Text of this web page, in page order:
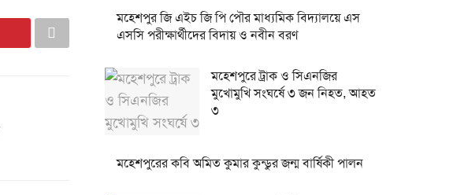
মহেশপুর জি এইচ জি পি পৌর মাধ্যমিক বিদ্যালয়ে এস
এসসি পরীক্ষার্থীদের বিদায় ও নবীন বরণ
মহেশপুরে ট্রাক ও সিএনজির
মুখোমুখি সংঘর্ষে ৩ জন নিহত, আহত
৩
মহেশপুরের কবি অমিত কুমার কুন্ডুর জন্ম বার্ষিকী পালন